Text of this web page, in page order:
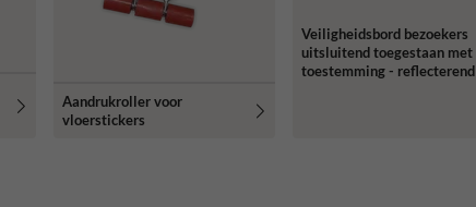
Aandrukroller voor
vloerstickers
Veiligheidsbord bezoekers
uitsluitend toegestaan met
toestemming - reflecterend